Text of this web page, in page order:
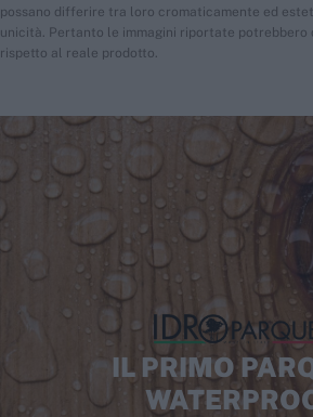
possano differire tra loro cromaticamente ed
unicità. Pertanto le immagini riportate
rispetto al reale prodotto.
IL PRIMO